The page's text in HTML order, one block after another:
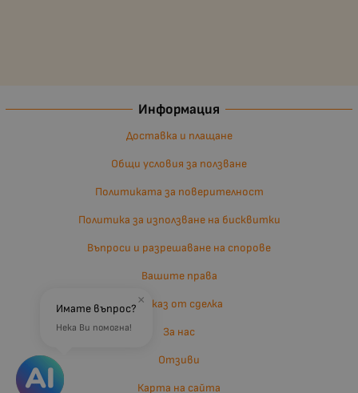
Информация
Доставка и плащане
Общи условия за ползване
Политиката за поверителност
Политика за използване на бисквитки
Въпроси и разрешаване на спорове
Вашите права
Отказ от сделка
За нас
Отзиви
Карта на сайта
×
Имате въпрос?
Нека Ви помогна!